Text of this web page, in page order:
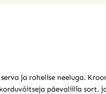
ja rohelise neeluga.
päevaliilia sort.